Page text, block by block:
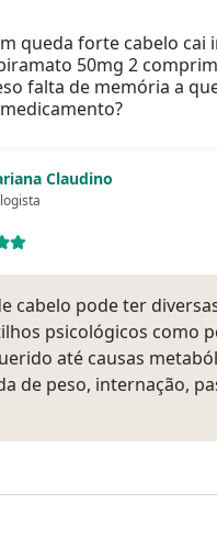
queda forte cabelo cai
50mg 2
falta de memória a
Claudino
cabelo pode ter
psicológicos como
até causas
de peso, internação,